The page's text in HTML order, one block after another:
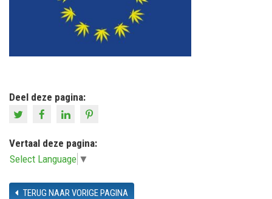
Deel deze pagina:
Vertaal deze pagina:
Select Language ▼
TERUG NAAR VORIGE PAGINA